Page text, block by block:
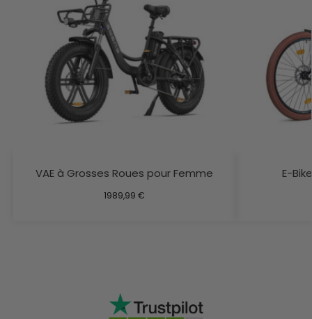
VAE à Grosses Roues pour Femme
1989,99€
E-